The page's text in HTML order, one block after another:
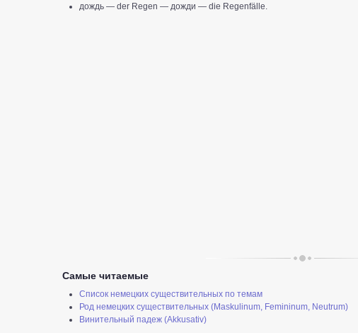
дождь — der Regen — дожди — die Regenfälle.
Самые читаемые
Список немецких существительных по темам
Род немецких существительных (Maskulinum, Femininum, Neutrum)
Винительный падеж (Akkusativ)